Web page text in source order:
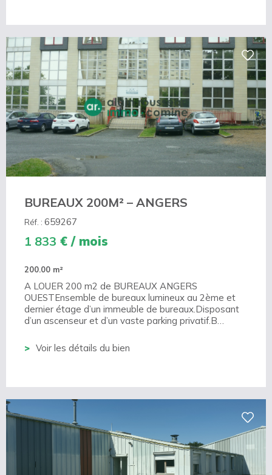
BUREAUX 200M² – ANGERS
Réf. : 659267
1 833 € / mois
200.00 m²
A LOUER 200 m2 de BUREAUX ANGERS
OUESTEnsemble de bureaux lumineux au 2ème et
dernier étage d’un immeuble de bureaux.Disposant
d’un ascenseur et d’un vaste parking privatif.B…
Voir les détails du bien